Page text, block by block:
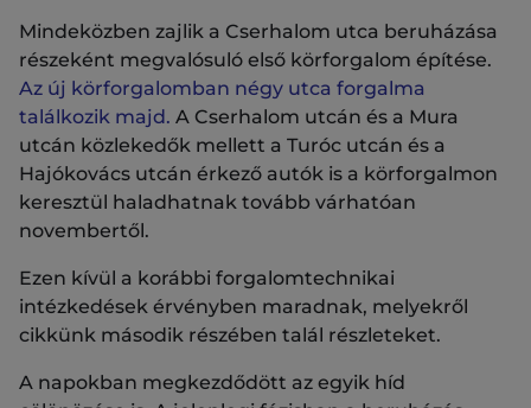
Mindeközben zajlik a Cserhalom utca beruházása
részeként megvalósuló első körforgalom építése.
Az új körforgalomban négy utca forgalma
találkozik majd. A Cserhalom utcán és a Mura
utcán közlekedők mellett a Turóc utcán és a
Hajókovács utcán érkező autók is a körforgalmon
keresztül haladhatnak tovább várhatóan
novembertől.
Ezen kívül a korábbi forgalomtechnikai
intézkedések érvényben maradnak, melyekről
cikkünk második részében talál részleteket.
A napokban megkezdődött az egyik híd